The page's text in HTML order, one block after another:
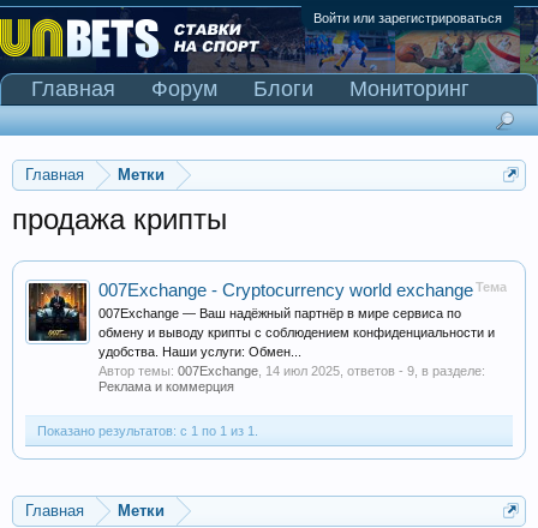
Войти или зарегистрироваться
Главная Метки
продажа крипты
Тема
007Exchange - Cryptocurrency world exchange
007Exchange — Ваш надёжный партнёр в мире сервиса по
обмену и выводу крипты с соблюдением конфиденциальности и
удобства. Наши услуги: Обмен...
Автор темы: 007Exchange 14 июл 2025 , ответов - 9, в разделе:
Реклама и коммерция
Показано результатов: с 1 по 1 из 1.
Главная Метки
Главная Форум Блоги
Мониторинг
Сканер Pinnacle